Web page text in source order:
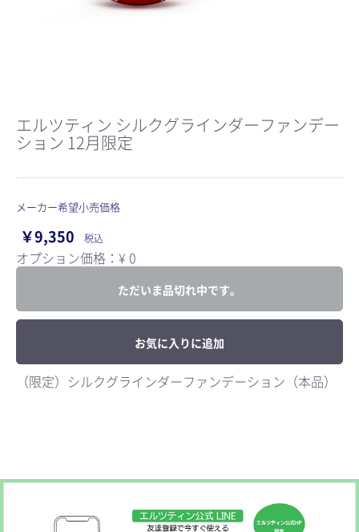
エルツティン シルクグラインダーファンデー
ション 12月限定
メーカー希望小売価格
￥9,350 税込
オプション価格：¥ 0
ただいま品切れ中です。
お気に入りに追加
（限定）シルクグラインダーファンデーション（本品）